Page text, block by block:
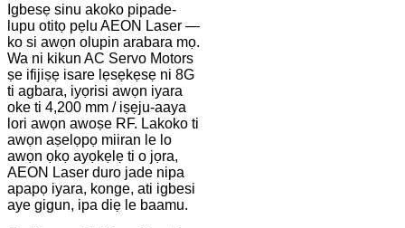
Igbesẹ sinu akoko pipade-
lupu otitọ pẹlu AEON Laser —
ko si awọn olupin arabara mọ.
Wa ni kikun AC Servo Motors
ṣe ifijiṣẹ isare lẹsẹkẹsẹ ni 8G
ti agbara, iyọrisi awọn iyara
oke ti 4,200 mm / iṣẹju-aaya
lori awọn awoṣe RF. Lakoko ti
awọn aṣelọpọ miiran le lo
awọn ọkọ ayọkẹlẹ ti o jọra,
AEON Laser duro jade nipa
apapọ iyara, konge, ati igbesi
aye gigun, ipa diẹ le baamu.